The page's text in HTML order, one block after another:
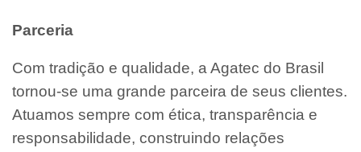
Parceria
Com tradição e qualidade, a Agatec do Brasil
tornou-se uma grande parceira de seus clientes.
Atuamos sempre com ética, transparência e
responsabilidade, construindo relações